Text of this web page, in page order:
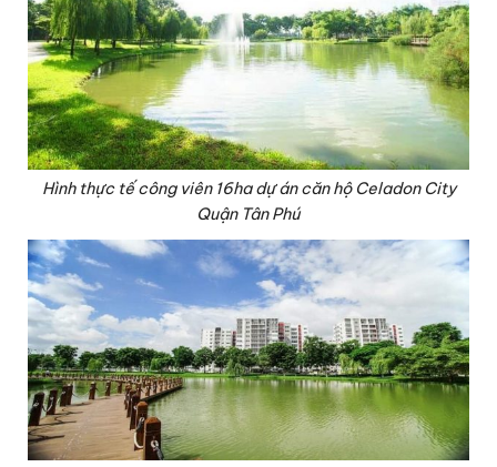
Hình thực tế công viên 16ha dự án căn hộ Celadon City
Quận Tân Phú